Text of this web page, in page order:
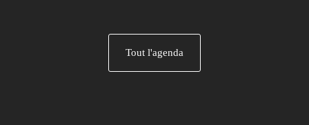
Tout l'agenda